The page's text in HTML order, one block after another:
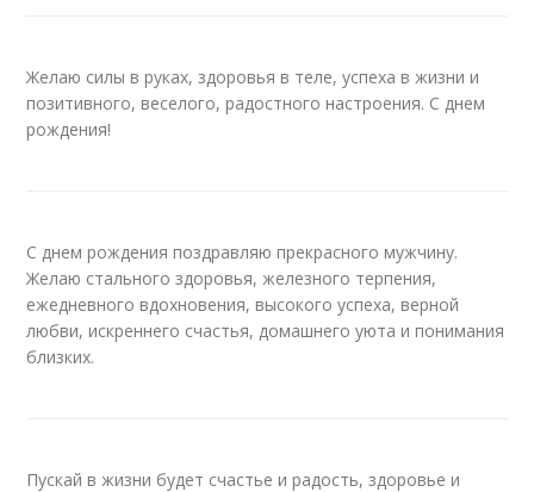
Желаю силы в руках, здоровья в теле, успеха в жизни и
позитивного, веселого, радостного настроения. С днем
рождения!
С днем рождения поздравляю прекрасного мужчину.
Желаю стального здоровья, железного терпения,
ежедневного вдохновения, высокого успеха, верной
любви, искреннего счастья, домашнего уюта и понимания
близких.
Пускай в жизни будет счастье и радость, здоровье и